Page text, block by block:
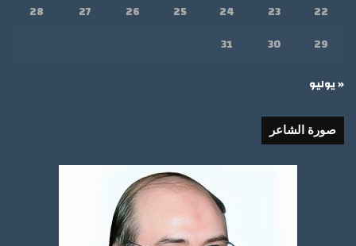
22
23
24
25
26
27
28
29
30
31
« يوليو
صورة الشاعر